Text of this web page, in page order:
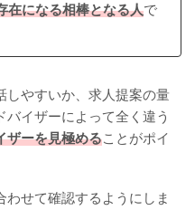
在になる相棒となる人で
しやすいか、求人提案の量
イザーによって全く違う
ザーを見極めることがポイ
せて確認するようにしま